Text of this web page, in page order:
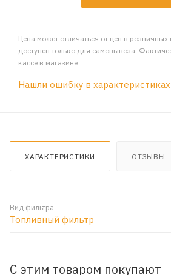
Цена может отличаться от цен в розничных
доступен только для самовывоза.
кассе в магазине
Нашли ошибку в
ХАРАКТЕРИСТИКИ ОТЗЫВЫ
Вид фильтра
Топливный фильтр
С этим товаром покупают